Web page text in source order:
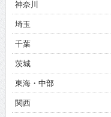
埼玉
千葉
茨城
東海・中部
関西
北海道・東北